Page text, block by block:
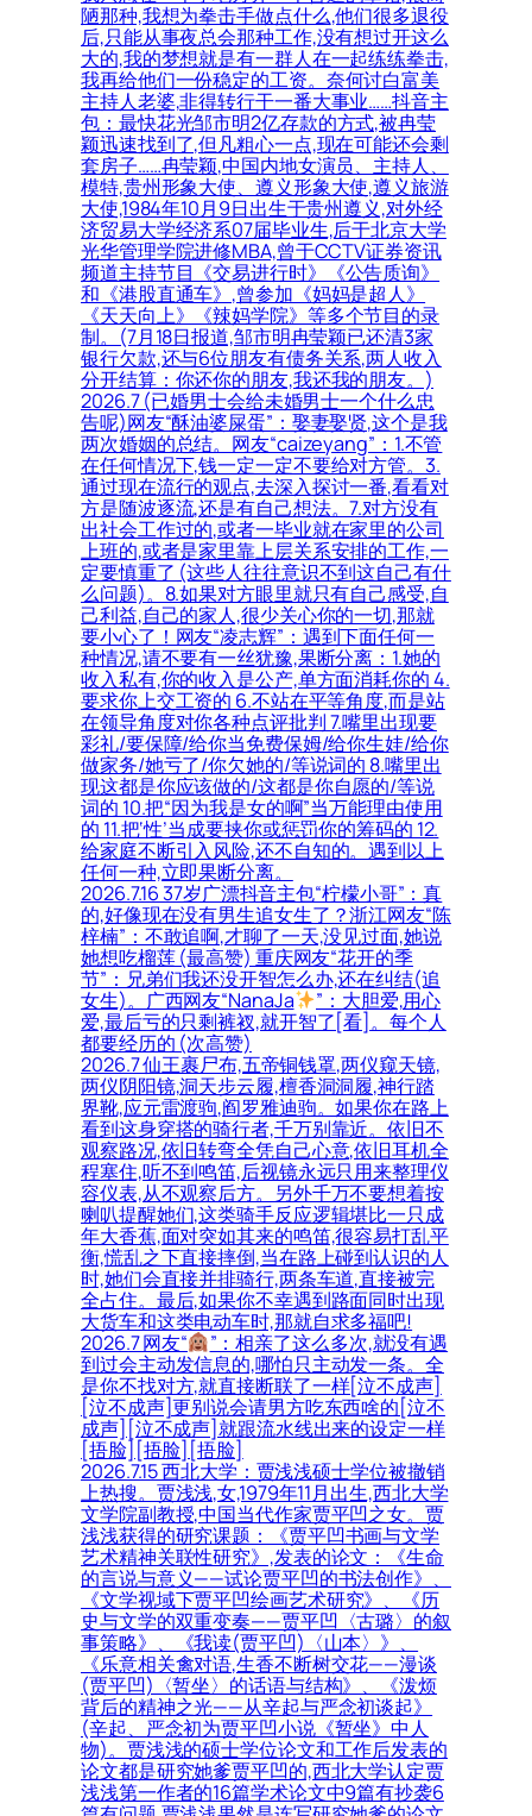
陋那种,我想为拳击手做点什么,他们很多退役
后,只能从事夜总会那种工作,没有想过开这么
大的,我的梦想就是有一群人在一起练练拳击,
我再给他们一份稳定的工资。奈何讨白富美
主持人老婆,非得转行干一番大事业……抖音主
包：最快花光邹市明2亿存款的方式,被冉莹
颖迅速找到了,但凡粗心一点,现在可能还会剩
套房子……冉莹颖,中国内地女演员、主持人、
模特,贵州形象大使、遵义形象大使,遵义旅游
大使,1984年10月9日出生于贵州遵义,对外经
济贸易大学经济系07届毕业生,后于北京大学
光华管理学院进修MBA,曾于CCTV证券资讯
频道主持节目《交易进行时》《公告质询》
和《港股直通车》,曾参加《妈妈是超人》
《天天向上》《辣妈学院》等多个节目的录
制。(7月18日报道,邹市明冉莹颖已还清3家
银行欠款,还与6位朋友有债务关系,两人收入
分开结算：你还你的朋友,我还我的朋友。)
2026.7 (已婚男士会给未婚男士一个什么忠
告呢)网友“酥油婆屎蛋”：娶妻娶贤,这个是我
两次婚姻的总结。网友“caizeyang”：1.不管
在任何情况下,钱一定一定不要给对方管。3.
通过现在流行的观点,去深入探讨一番,看看对
方是随波逐流,还是有自己想法。7.对方没有
出社会工作过的,或者一毕业就在家里的公司
上班的,或者是家里靠上层关系安排的工作,一
定要慎重了 (这些人往往意识不到这自己有什
么问题)。8.如果对方眼里就只有自己感受,自
己利益,自己的家人,很少关心你的一切,那就
要小心了！网友“凌志辉”：遇到下面任何一
种情况,请不要有一丝犹豫,果断分离：1.她的
收入私有,你的收入是公产,单方面消耗你的 4.
要求你上交工资的 6.不站在平等角度,而是站
在领导角度对你各种点评批判 7.嘴里出现要
彩礼/要保障/给你当免费保姆/给你生娃/给你
做家务/她亏了/你欠她的/等说词的 8.嘴里出
现这都是你应该做的/这都是你自愿的/等说
词的 10.把“因为我是女的啊”当万能理由使用
的 11.把‘性’当成要挟你或惩罚你的筹码的 12.
给家庭不断引入风险,还不自知的。遇到以上
任何一种,立即果断分离。
2026.7.16 37岁广漂抖音主包“柠檬小哥”：真
的,好像现在没有男生追女生了？浙江网友“陈
梓楠”：不敢追啊,才聊了一天,没见过面,她说
她想吃榴莲 (最高赞) 重庆网友“花开的季
节”：兄弟们我还没开智怎么办,还在纠结(追
女生)。广西网友“NanaJa
”：大胆爱,用心
爱,最后亏的只剩裤衩,就开智了[看]。每个人
都要经历的 (次高赞)
2026.7 仙王裹尸布,五帝铜钱罩,两仪窥天镜,
两仪阴阳镜,洞天步云履,檀香洞洞履,神行踏
界靴,应元雷渡驹,阎罗雅迪驹。如果你在路上
看到这身穿搭的骑行者,千万别靠近。依旧不
观察路况,依旧转弯全凭自己心意,依旧耳机全
程塞住,听不到鸣笛,后视镜永远只用来整理仪
容仪表,从不观察后方。另外千万不要想着按
喇叭提醒她们,这类骑手反应逻辑堪比一只成
年大香蕉,面对突如其来的鸣笛,很容易打乱平
衡,慌乱之下直接摔倒,当在路上碰到认识的人
时,她们会直接并排骑行,两条车道,直接被完
全占住。最后,如果你不幸遇到路面同时出现
大货车和这类电动车时,那就自求多福吧!
2026.7 网友“
”：相亲了这么多次,就没有遇
到过会主动发信息的,哪怕只主动发一条。全
是你不找对方,就直接断联了一样[泣不成声]
[泣不成声]更别说会请男方吃东西啥的[泣不
成声][泣不成声]就跟流水线出来的设定一样
[捂脸][捂脸][捂脸]
2026.7.15 西北大学：贾浅浅硕士学位被撤销
上热搜。贾浅浅,女,1979年11月出生,西北大学
文学院副教授,中国当代作家贾平凹之女。贾
浅浅获得的研究课题：《贾平凹书画与文学
艺术精神关联性研究》,发表的论文：《生命
的言说与意义——试论贾平凹的书法创作》、
《文学视域下贾平凹绘画艺术研究》、《历
史与文学的双重变奏——贾平凹〈古璐〉的叙
事策略》、《我读(贾平凹)〈山本〉》、
《乐意相关禽对语,生香不断树交花——漫谈
(贾平凹)〈暂坐〉的话语与结构》、《泼烦
背后的精神之光——从辛起与严念初谈起》
(辛起、严念初为贾平凹小说《暂坐》中人
物)。贾浅浅的硕士学位论文和工作后发表的
论文都是研究她爹贾平凹的,西北大学认定贾
浅浅第一作者的16篇学术论文中9篇有抄袭6